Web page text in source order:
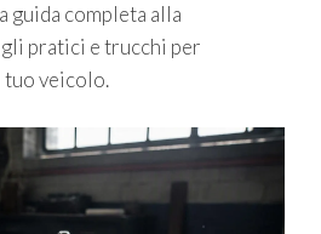
guida completa alla
pratici e trucchi per
tuo veicolo.